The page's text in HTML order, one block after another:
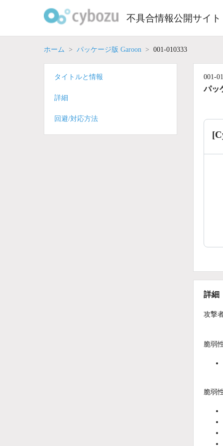
不具合情報公開サイト
ホーム パッケージ版 Garoon 001-010333
001-
パッ
詳細
攻撃
脆弱
脆弱
タイトルと情報
詳細
回避/対応方法